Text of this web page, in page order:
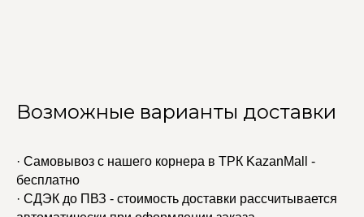
Возможные варианты доставки
· Самовывоз с нашего корнера в ТРК KazanMall -
бесплатно
· СДЭК до ПВЗ - стоимость доставки рассчитывается